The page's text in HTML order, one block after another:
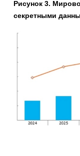
Рисунок 3.
секретными